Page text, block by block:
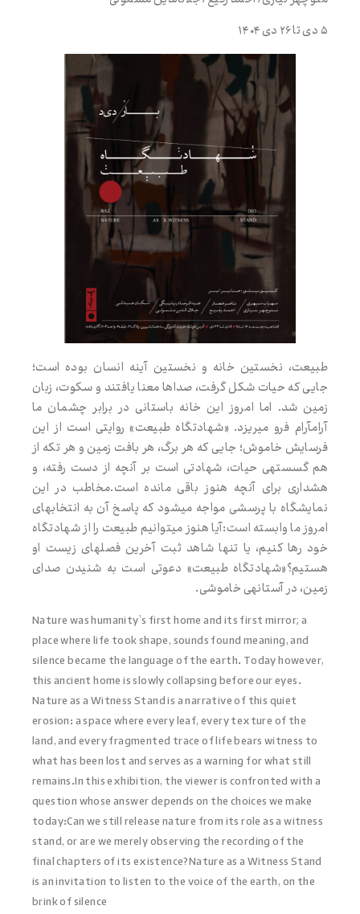
۵ دی تا ۲۶ دی ۱۴۰۴
طبیعت، نخستین خانه و نخستین آینه انسان بوده است؛
جایی که حیات شکل گرفت، صداها معنا یافتند و سکوت، زبان
زمین شد. اما امروز این خانه باستانی در برابر چشمان ما
آرام‌آرام فرو می‌ریزد. «شهادتگاه طبیعت» روایتی است از این
فرسایش خاموش؛ جایی که هر برگ، هر بافت زمین و هر تکه از
هم گسسته‌ی حیات، شهادتی است بر آنچه از دست رفته، و
هشداری برای آنچه هنوز باقی مانده است.مخاطب در این
نمایشگاه با پرسشی مواجه می‌شود که پاسخ آن به انتخاب‌های
امروز ما وابسته است:آیا هنوز می‌توانیم طبیعت را از شهادتگاه
خود رها کنیم، یا تنها شاهد ثبت آخرین فصل‌های زیست او
هستیم؟«شهادتگاه طبیعت» دعوتی است به شنیدن صدای
زمین، در آستانه‌ی خاموشی.
Nature was humanity’s first home and its first mirror; a
place where life took shape, sounds found meaning, and
silence became the language of the earth. Today however,
this ancient home is slowly collapsing before our eyes.
Nature as a Witness Stand is a narrative of this quiet
erosion: a space where every leaf, every texture of the
land, and every fragmented trace of life bears witness to
what has been lost and serves as a warning for what still
remains.In this exhibition, the viewer is confronted with a
question whose answer depends on the choices we make
today:Can we still release nature from its role as a witness
stand, or are we merely observing the recording of the
final chapters of its existence?Nature as a Witness Stand
is an invitation to listen to the voice of the earth, on the
brink of silence